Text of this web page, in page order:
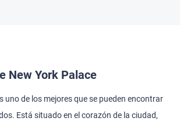
New York Palace
uno de los mejores que se pueden encontrar
Está situado en el corazón de la ciudad,